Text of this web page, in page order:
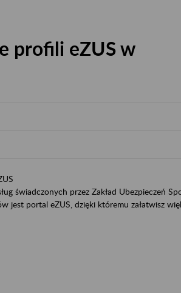
profili eZUS w
świadczonych przez Zakład Ubezpieczeń
jest portal eZUS, dzięki któremu załatwisz